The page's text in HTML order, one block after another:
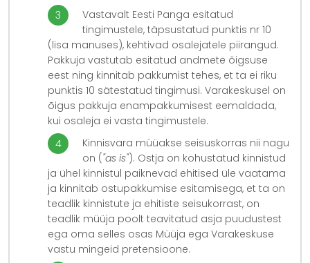
Vastavalt Eesti Panga esitatud
tingimustele, täpsustatud punktis nr 10
(lisa manuses), kehtivad osalejatele piirangud.
Pakkuja vastutab esitatud andmete õigsuse
eest ning kinnitab pakkumist tehes, et ta ei riku
punktis 10 sätestatud tingimusi. Varakeskusel on
õigus pakkuja enampakkumisest eemaldada,
kui osaleja ei vasta tingimustele.
Kinnisvara müüakse seisuskorras nii nagu
on ("as is"). Ostja on kohustatud kinnistud
ja ühel kinnistul paiknevad ehitised üle vaatama
ja kinnitab ostupakkumise esitamisega, et ta on
teadlik kinnistute ja ehitiste seisukorrast, on
teadlik müüja poolt teavitatud asja puudustest
ega oma selles osas Müüja ega Varakeskuse
vastu mingeid pretensioone.